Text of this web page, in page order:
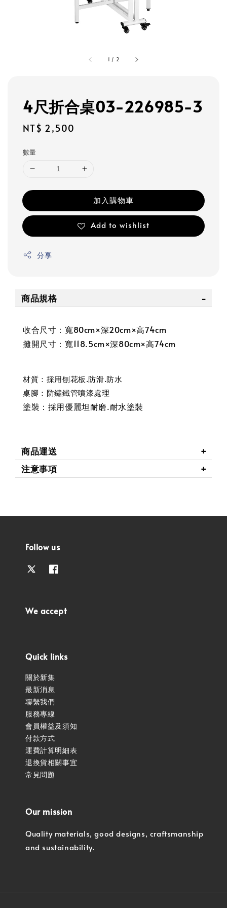
1 / 2
4尺折合桌03-226985-3
Regular
NT$ 2,500
數量
加入購物車
Add to wishlist
分享
商品規格
收合尺寸：寬80cm×深20cm×高74cm
攤開尺寸： 寬118.5cm×深80cm×高74cm
材質：採用刨花板.防滑.防水
桌腳：防鏽鐵管噴漆處理
塗裝：採用優麗坦耐磨.耐水塗裝
商品運送
注意事項
Follow us
We accept
Quick links
關於新集
最新消息
聯繫我們
服務專線
會員權益及須知
付款方式
運費計算明細表
退換貨相關事宜
常見問題
Our mission
Quality materials, good designs, craftsmanship
and sustainability.